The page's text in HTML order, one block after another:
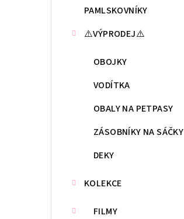
PAMLSKOVNÍKY
⚠️VÝPRODEJ⚠️
OBOJKY
VODÍTKA
OBALY NA PETPASY
ZÁSOBNÍKY NA SÁČKY
DEKY
KOLEKCE
FILMY